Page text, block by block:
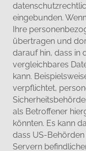
eingebunden.
Ihre
übertragen und
darauf hin, dass in
vergleichbares
kann.
verpflichtet,
als Betroffener
könnten. Es kann
dass US-Behörden
Servern